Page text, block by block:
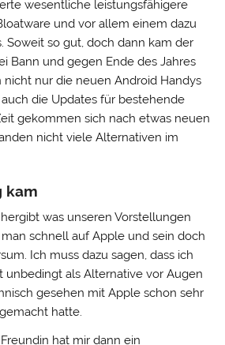
wesentliche leistungsfähigere
und vor allem einem dazu
Soweit so gut, doch dann kam der
Bann und gegen Ende des Jahres
nicht nur die neuen Android Handys
die Updates für bestehende
gekommen sich nach etwas neuen
nicht viele Alternativen im
kam
was unseren Vorstellungen
schnell auf Apple und sein doch
Ich muss dazu sagen, dass ich
unbedingt als Alternative vor Augen
gesehen mit Apple schon sehr
hatte.
hat mir dann ein